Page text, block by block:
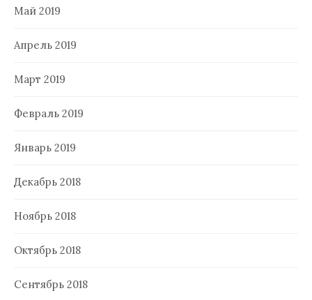
Май 2019
Апрель 2019
Март 2019
Февраль 2019
Январь 2019
Декабрь 2018
Ноябрь 2018
Октябрь 2018
Сентябрь 2018